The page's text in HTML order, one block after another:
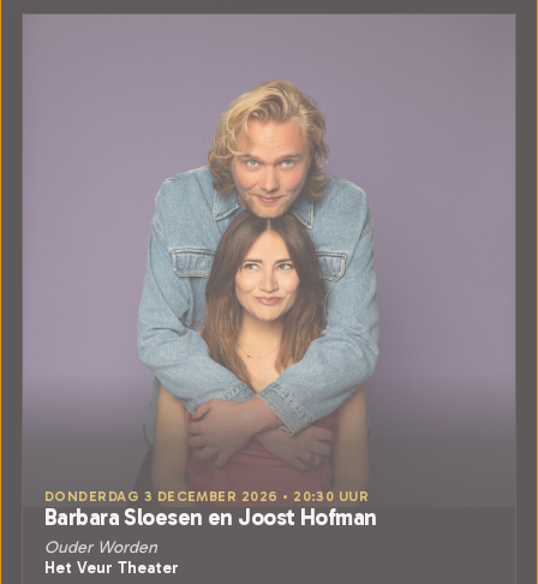
DONDERDAG 3 DECEMBER 2026 • 20:30 UUR
Barbara Sloesen en Joost Hofman
Ouder Worden
Het Veur Theater